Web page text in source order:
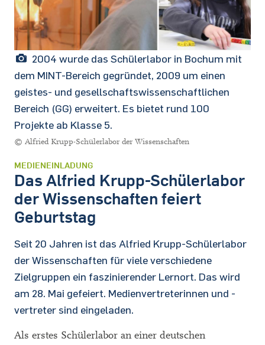
2004 wurde das Schülerlabor in Bochum mit
dem MINT-Bereich gegründet, 2009 um einen
geistes- und gesellschaftswissenschaftlichen
Bereich (GG) erweitert. Es bietet rund 100
Projekte ab Klasse 5.
© Alfried Krupp-Schülerlabor der Wissenschaften
MEDIENEINLADUNG
Das Alfried Krupp-Schülerlabor
der Wissenschaften feiert
Geburtstag
Seit 20 Jahren ist das Alfried Krupp-Schülerlabor
der Wissenschaften für viele verschiedene
Zielgruppen ein faszinierender Lernort. Das wird
am 28. Mai gefeiert. Medienvertreterinnen und -
vertreter sind eingeladen.
Als erstes Schülerlabor an einer deutschen